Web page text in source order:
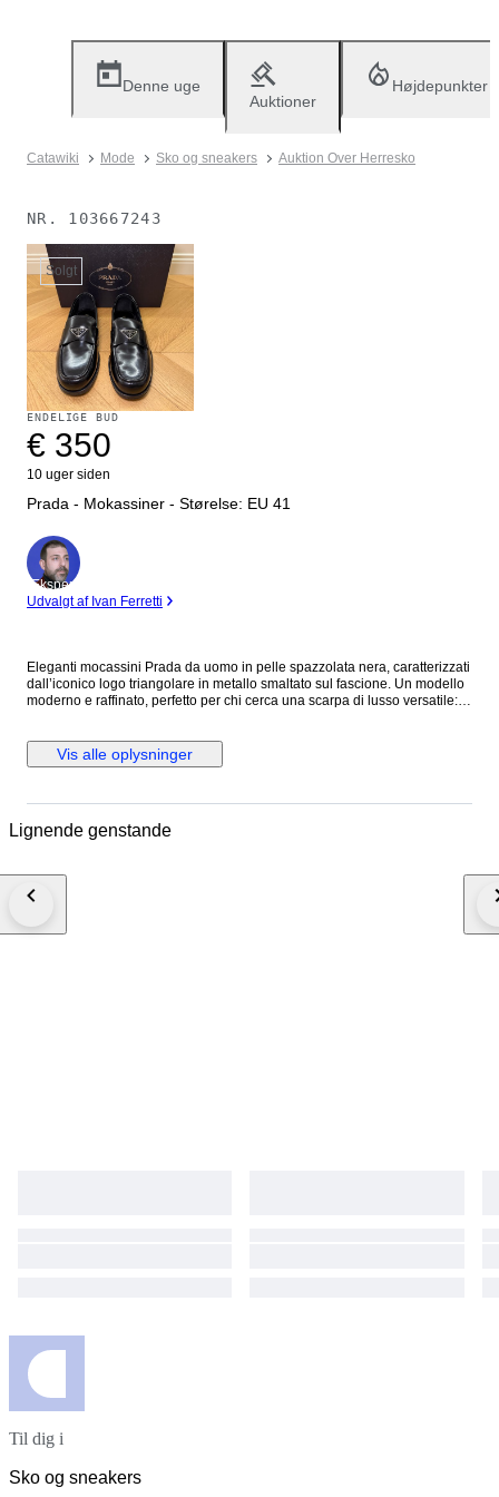
Denne uge
Auktioner
Højdepunkter
Catawiki Mode Sko og sneakers Auktion Over Herresko
NR. 103667243
Solgt
ENDELIGE BUD
€ 350
10 uger siden
Prada - Mokassiner - Størelse: EU 41
Ekspert
Udvalgt af Ivan Ferretti
Eleganti mocassini Prada da uomo in pelle spazzolata nera, caratterizzati
dall’iconico logo triangolare in metallo smaltato sul fascione. Un modello
moderno e raffinato, perfetto per chi cerca una scarpa di lusso versatile:
scatola originale Prada * Presenti codici interni e identificativi che ne
attestano autenticità Dettagli prodotto * Modello: 2DB209 * Colore: Nero *
(circa EU 40/41) * Made in Italy * Interno in pelle con logo * Suola in pelle
Vis alle oplysninger
Lignende genstande
Til dig i
Sko og sneakers